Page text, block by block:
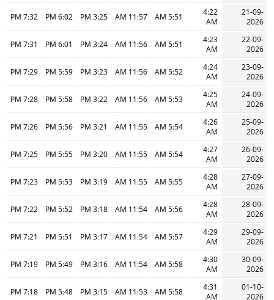
21-09-
2026
4:22
AM
5:51 AM
11:57 AM
3:25 PM
6:02 PM
7:32 PM
22-09-
2026
4:23
AM
5:51 AM
11:56 AM
3:24 PM
6:01 PM
7:31 PM
23-09-
2026
4:24
AM
5:52 AM
11:56 AM
3:23 PM
5:59 PM
7:29 PM
24-09-
2026
4:25
AM
5:53 AM
11:56 AM
3:22 PM
5:58 PM
7:28 PM
25-09-
2026
4:26
AM
5:54 AM
11:55 AM
3:21 PM
5:56 PM
7:26 PM
26-09-
2026
4:27
AM
5:54 AM
11:55 AM
3:20 PM
5:55 PM
7:25 PM
27-09-
2026
4:28
AM
5:55 AM
11:55 AM
3:19 PM
5:53 PM
7:23 PM
28-09-
2026
4:28
AM
5:56 AM
11:54 AM
3:18 PM
5:52 PM
7:22 PM
29-09-
2026
4:29
AM
5:57 AM
11:54 AM
3:17 PM
5:51 PM
7:21 PM
30-09-
2026
4:30
AM
5:58 AM
11:54 AM
3:16 PM
5:49 PM
7:19 PM
01-10-
2026
4:31
AM
5:58 AM
11:53 AM
3:15 PM
5:48 PM
7:18 PM